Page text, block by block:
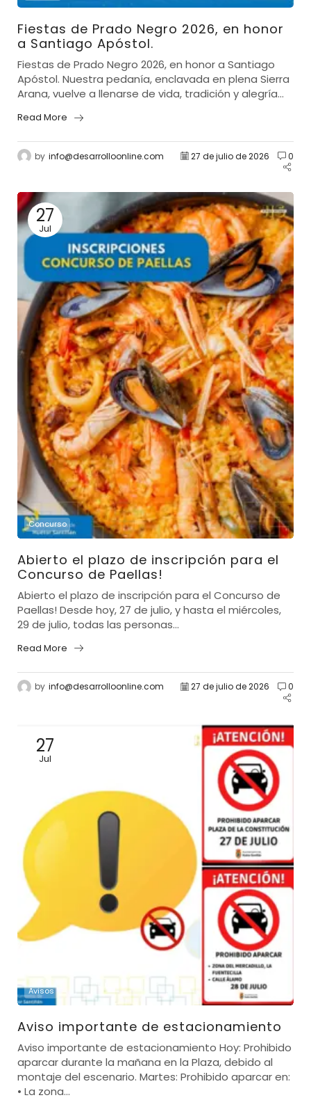
Fiestas de Prado Negro 2026, en honor
a Santiago Apóstol.
Fiestas de Prado Negro 2026, en honor a Santiago
Apóstol. Nuestra pedanía, enclavada en plena Sierra
Arana, vuelve a llenarse de vida, tradición y alegría...
Read More
by info@desarrolloonline.com 27 de julio de 2026 0
27
Jul
Concurso
Abierto el plazo de inscripción para el
Concurso de Paellas!
Abierto el plazo de inscripción para el Concurso de
Paellas! Desde hoy, 27 de julio, y hasta el miércoles,
29 de julio, todas las personas...
Read More
by info@desarrolloonline.com 27 de julio de 2026 0
27
Jul
Avisos
Aviso importante de estacionamiento
Aviso importante de estacionamiento Hoy: Prohibido
aparcar durante la mañana en la Plaza, debido al
montaje del escenario. Martes: Prohibido aparcar en:
• La zona...